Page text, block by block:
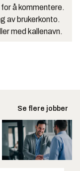
å kommentere.
av brukerkonto.
med kallenavn.
Se flere jobber